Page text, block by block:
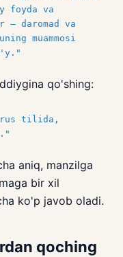
foyda va
daromad va
muammosi
qo'shing:
rus tilida,
aniq, manzilga
bir xil
ko'p javob oladi.
qoching